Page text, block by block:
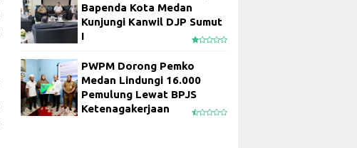
Bapenda Kota Medan
Kunjungi Kanwil DJP Sumut
I
PWPM Dorong Pemko
Medan Lindungi 16.000
Pemulung Lewat BPJS
Ketenagakerjaan